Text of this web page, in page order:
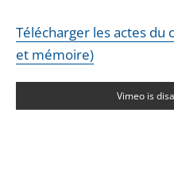
Télécharger les actes du
et mémoire)
Vimeo is